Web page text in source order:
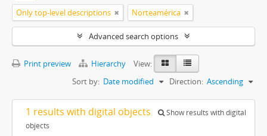
Only top-level descriptions Norteamérica
Advanced search options
Print preview Hierarchy
View:
Sort by: Date modified Direction: Ascending
1 results with digital objects
Show results with digital
objects